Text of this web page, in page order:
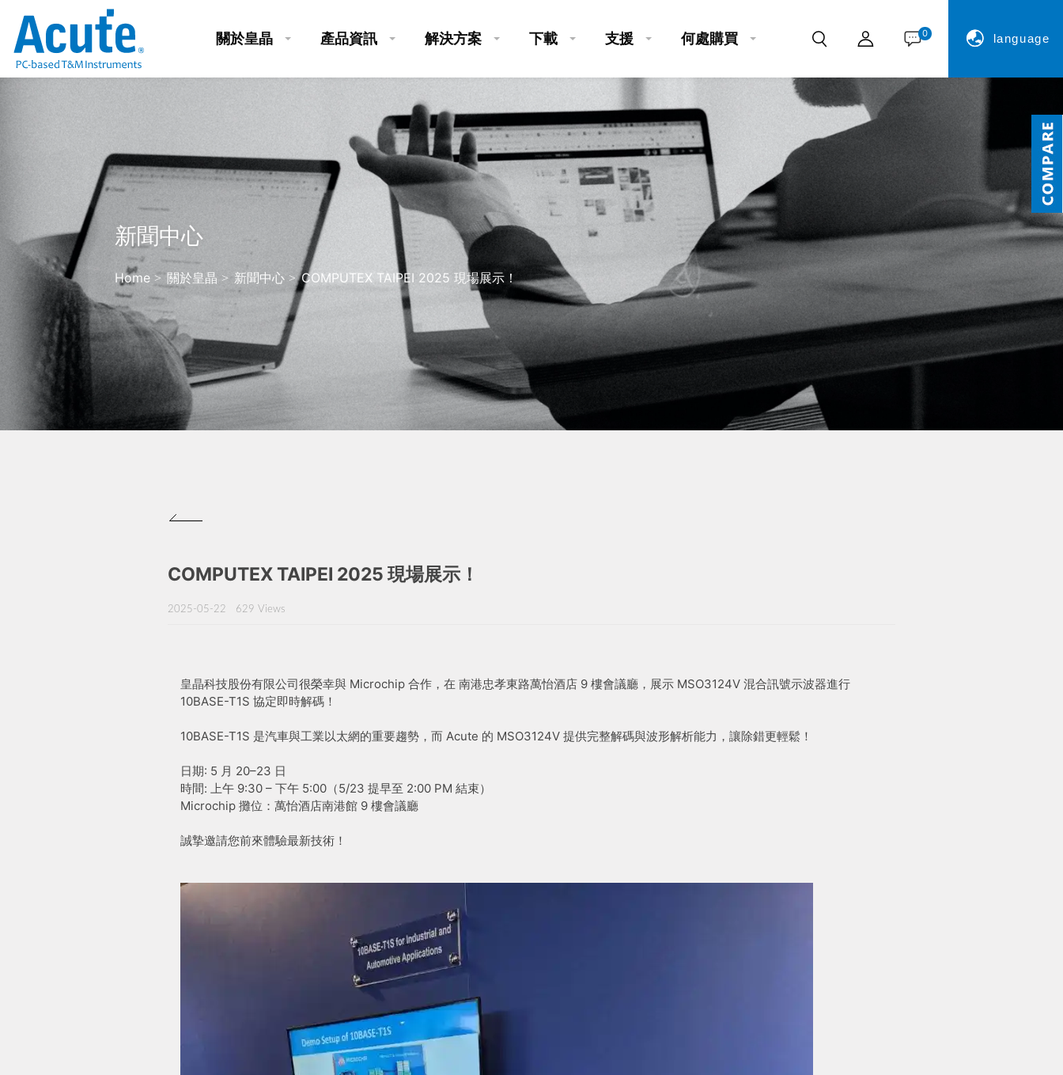
關於皇晶 產品資訊 解決方案 下載 支援 何處購買 0 language
新聞中心
Home 關於皇晶 新聞中心 COMPUTEX TAIPEI 2025 現場展示！
COMPUTEX TAIPEI 2025 現場展示！
2025-05-22 629 Views
皇晶科技股份有限公司很榮幸與 Microchip 合作，在 南港忠孝東路萬怡酒店 9 樓會議廳，展示 MSO3124V 混合訊號示波器進行
10BASE-T1S 協定即時解碼！
10BASE-T1S 是汽車與工業以太網的重要趨勢，而 Acute 的 MSO3124V 提供完整解碼與波形解析能力，讓除錯更輕鬆！
日期: 5 月 20–23 日
時間: 上午 9:30 – 下午 5:00（5/23 提早至 2:00 PM 結束）
Microchip 攤位：萬怡酒店南港館 9 樓會議廳
誠摯邀請您前來體驗最新技術！